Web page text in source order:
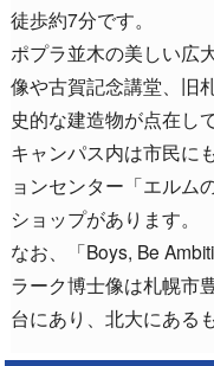
徒歩約7分です。
ポプラ並木の美しい広
像や古賀記念講堂、旧
史的な建造物が点在し
キャンパス内は市民に
ョンセンター「エルム
ショップがあります。
なお、「Boys, Be
ラーク博士像は札幌市
台にあり、北大にある